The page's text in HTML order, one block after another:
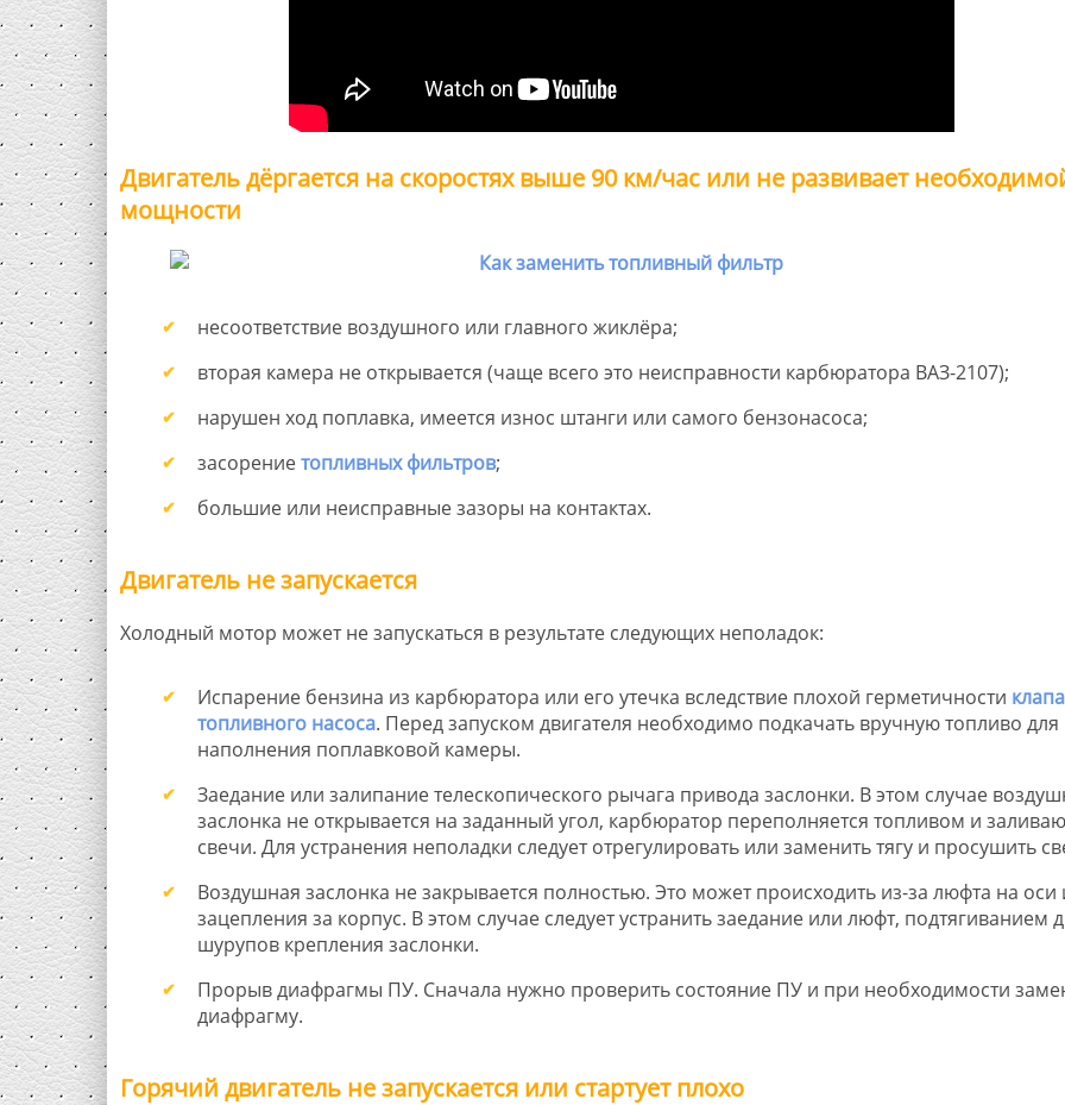
Двигатель дёргается на скоростях выше 90 км/час или не развивает
мощности
несоответствие воздушного или главного жиклёра;
вторая камера не открывается (чаще всего это неисправности карбюратора ВАЗ-2107);
нарушен ход поплавка, имеется износ штанги или самого бензонасоса;
засорениетопливных фильтров;
большие или неисправные зазоры на контактах.
Двигатель не запускается
Холодный мотор может не запускаться в результате следующих неполадок:
Испарение бензина из карбюратора или его утечка вследствие плохой герметичности
топливного насоса. Перед запуском двигателя необходимо подкачать вручную топливо для
наполнения поплавковой камеры.
Заедание или залипание телескопического рычага привода заслонки. В этом случае
заслонка не открывается на заданный угол, карбюратор переполняется топливом и
свечи. Для устранения неполадки следует отрегулировать или заменить тягу и просушить
Воздушная заслонка не закрывается полностью. Это может происходить из-за люфта на оси
зацепления за корпус. В этом случае следует устранить заедание или люфт, подтягиванием
шурупов крепления заслонки.
Прорыв диафрагмы ПУ. Сначала нужно проверить состояние ПУ и при необходимости
диафрагму.
Горячий двигатель не запускается или стартует плохо